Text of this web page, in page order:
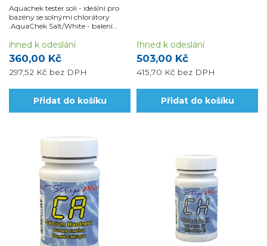
Aquachek tester soli - ideální pro
bazény se solnými chlorátory
.AquaChek Salt/White - balení
Test pro: Sůl...
360,00 Kč
297,52 Kč bez DPH
ihned k odeslání
Přidat do košíku
503,00 Kč
415,70 Kč bez DPH
Ihned k odeslání
Přidat do košíku